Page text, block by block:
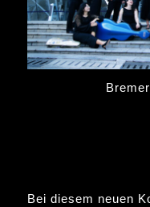
Bei diesem neuen